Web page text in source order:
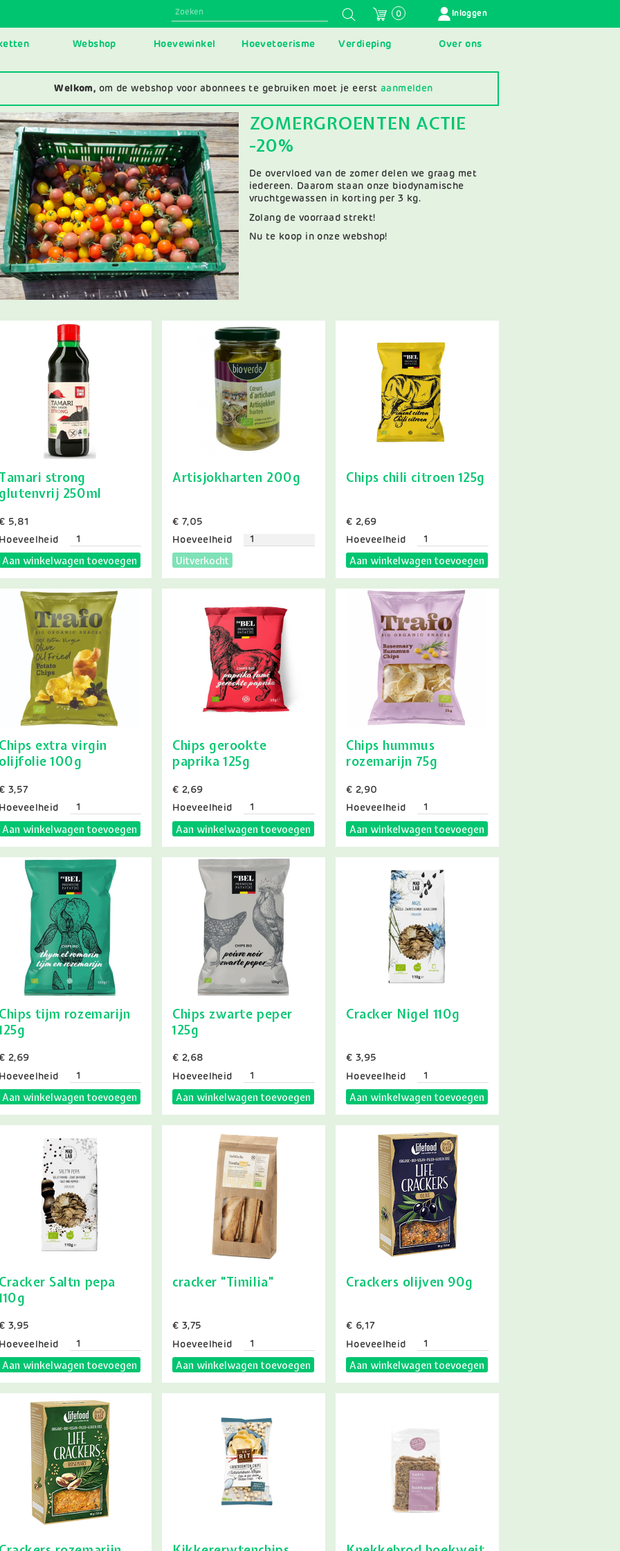
0 GEBRUIKERSMENU
Inloggen
Webshop Hoevewinkel Hoevetoerisme Verdieping Over ons
Welkom, om de webshop voor abonnees te gebruiken moet je eerst aanmelden
ZOMERGROENTEN ACTIE
-20%
De overvloed van de zomer delen we graag met
iedereen. Daarom staan onze biodynamische
vruchtgewassen in korting per 3 kg.
Zolang de voorraad strekt!
Nu te koop in onze webshop!
Tamari strong
glutenvrij 250ml
5,81
Hoeveelheid
Aan winkelwagen toevoegen
Artisjokharten 200g
Prijs
€ 7,05
Hoeveelheid
Uitverkocht
Chips chili citroen 125g
Prijs
€ 2,69
Hoeveelheid
Aan winkelwagen toevoegen
Chips extra virgin
olijfolie 100g
3,57
Hoeveelheid
Aan winkelwagen toevoegen
Chips gerookte
paprika 125g
Prijs
€ 2,69
Hoeveelheid
Aan winkelwagen toevoegen
Chips hummus
rozemarijn 75g
Prijs
€ 2,90
Hoeveelheid
Aan winkelwagen toevoegen
Chips tijm rozemarijn
2,69
Hoeveelheid
Aan winkelwagen toevoegen
Chips zwarte peper
125g
Prijs
€ 2,68
Hoeveelheid
Aan winkelwagen toevoegen
Cracker Nigel 110g
Prijs
€ 3,95
Hoeveelheid
Aan winkelwagen toevoegen
Cracker Saltn pepa
3,95
Hoeveelheid
Aan winkelwagen toevoegen
cracker "Timilia"
Prijs
€ 3,75
Hoeveelheid
Aan winkelwagen toevoegen
Crackers olijven 90g
Prijs
€ 6,17
Hoeveelheid
Aan winkelwagen toevoegen